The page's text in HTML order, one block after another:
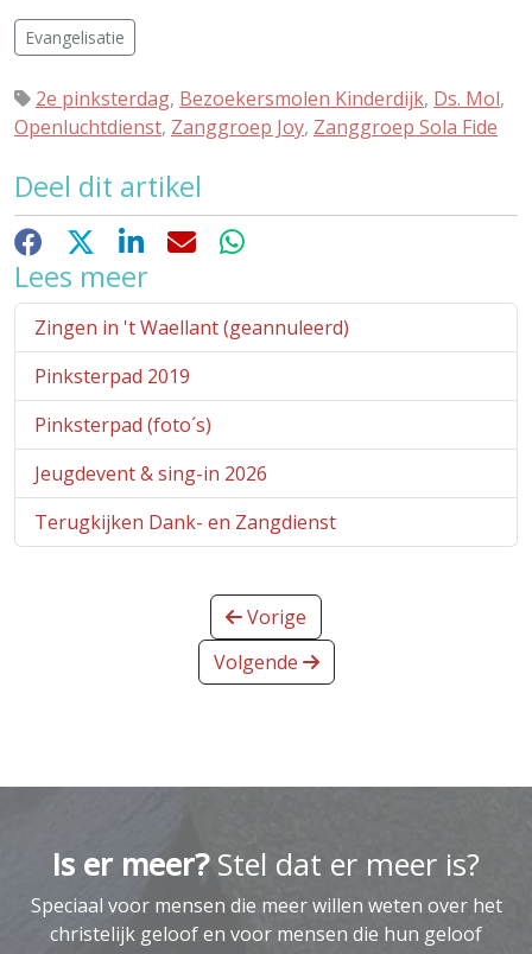
Evangelisatie
2e pinksterdag, Bezoekersmolen Kinderdijk, Ds. Mol,
Openluchtdienst, Zanggroep Joy, Zanggroep Sola Fide
Deel dit artikel
Facebook LinkedInE-mailWhatsApp
Lees meer
Zingen in 't Waellant (geannuleerd)
Pinksterpad 2019
Pinksterpad (foto´s)
Jeugdevent & sing-in 2026
Terugkijken Dank- en Zangdienst
Vorige
Volgende
Is er meer?Stel dat er meer is?
Speciaal voor mensen die meer willen weten over het
christelijk geloof en voor mensen die hun geloof